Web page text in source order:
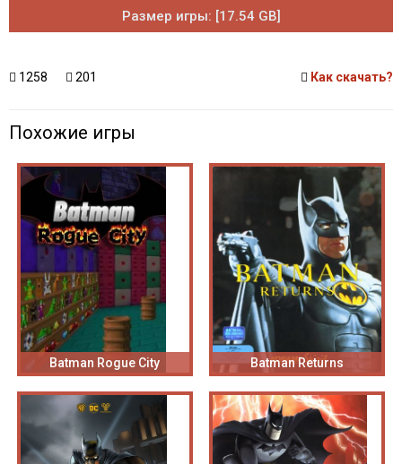
Размер игры: [17.54 GB]
1258 201 Как скачать?
Похожие игры
Batman Rogue City Batman Returns